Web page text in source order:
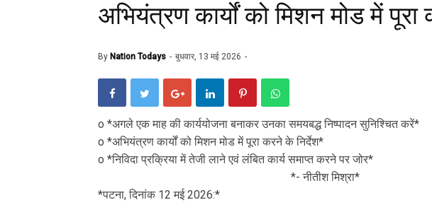
अभियंत्रण कार्यों को मिशन मोड में
By Nation Todays बुधवार, 13 मई 2026
o *अगले एक माह की कार्ययोजना बनाकर उनका समयबद्ध निष्पादन सुनिश्चित करें*
o *अभियंत्रण कार्यों को मिशन मोड में पूरा करने के निर्देश*
o *निविदा प्रक्रिया में तेजी लाने एवं लंबित कार्य समाप्त करने पर जोर*
*- नीतीश मिश्रा*
*पटना, दिनांक 12 मई 2026:*